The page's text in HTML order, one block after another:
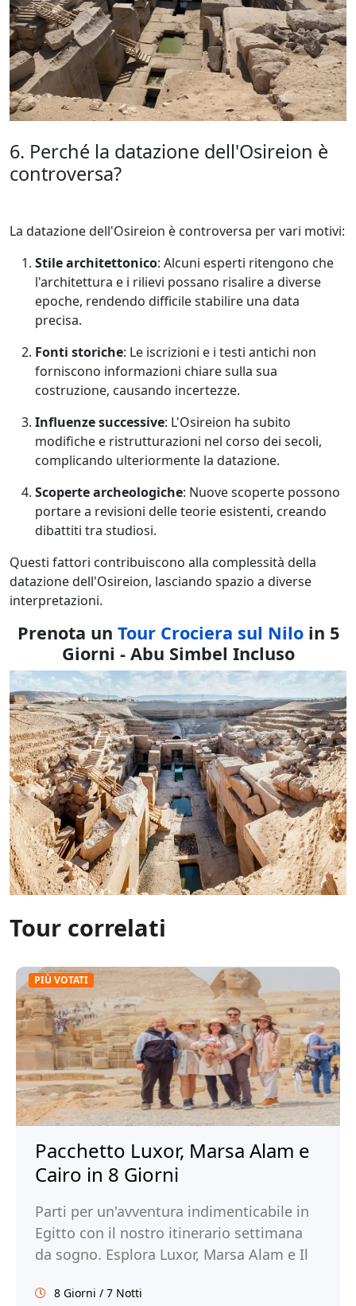
6. Perché la datazione dell'Osireion è
controversa?
La datazione dell'Osireion è controversa per vari motivi:
Stile architettonico: Alcuni esperti ritengono che
l'architettura e i rilievi possano risalire a diverse
epoche, rendendo difficile stabilire una data
precisa.
Fonti storiche: Le iscrizioni e i testi antichi non
forniscono informazioni chiare sulla sua
costruzione, causando incertezze.
Influenze successive: L'Osireion ha subito
modifiche e ristrutturazioni nel corso dei secoli,
complicando ulteriormente la datazione.
Scoperte archeologiche: Nuove scoperte possono
portare a revisioni delle teorie esistenti, creando
dibattiti tra studiosi.
Questi fattori contribuiscono alla complessità della
datazione dell'Osireion, lasciando spazio a diverse
interpretazioni.
Prenota un Tour Crociera sul Niloin 5
Giorni - Abu Simbel Incluso
Tour correlati
PIÙ VOTATI
Pacchetto Luxor, Marsa Alam e
Cairo in 8 Giorni
Parti per un'avventura indimenticabile in
Egitto con il nostro itinerario settimana
da sogno. Esplora Luxor, Marsa Alam e Il
8 Giorni / 7 Notti